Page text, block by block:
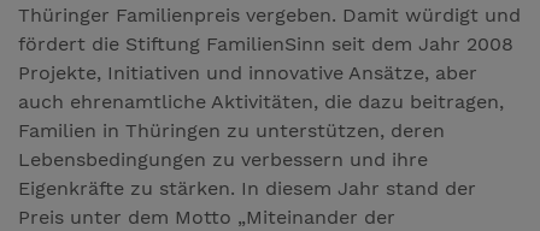
Thüringer Familienpreis vergeben. Damit würdigt und
fördert die Stiftung FamilienSinn seit dem Jahr 2008
Projekte, Initiativen und innovative Ansätze, aber
auch ehrenamtliche Aktivitäten, die dazu beitragen,
Familien in Thüringen zu unterstützen, deren
Lebensbedingungen zu verbessern und ihre
Eigenkräfte zu stärken. In diesem Jahr stand der
Preis unter dem Motto „Miteinander der